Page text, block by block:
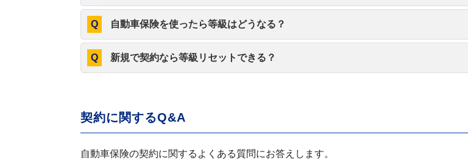
自動車保険を使ったら等級はどうなる？
新規で契約なら等級リセットできる？
契約に関するQ&A
自動車保険の契約に関するよくある質問にお答えします。